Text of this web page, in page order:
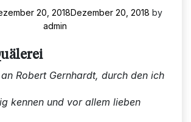
20, 2018Dezember 20, 2018 by
admin
Robert Gernhardt, durch den ich
kennen und vor allem lieben